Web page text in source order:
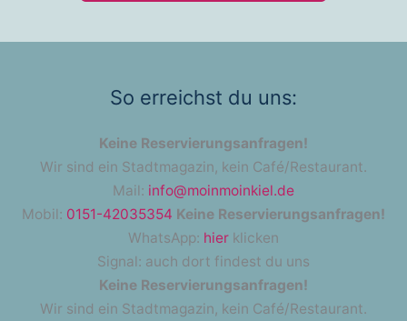
So erreichst du uns:
Keine Reservierungsanfragen!
Wir sind ein Stadtmagazin, kein Café/Restaurant.
Mail: info@moinmoinkiel.de
Mobil: 0151-42035354 Keine Reservierungsanfragen!
WhatsApp: hier klicken
Signal: auch dort findest du uns
Keine Reservierungsanfragen!
Wir sind ein Stadtmagazin, kein Café/Restaurant.